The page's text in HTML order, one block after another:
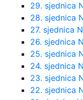
29. sjednica
28. sjednica
27. sjednica
26. sjednica
25. sjednica
24. sjednica
23. sjednica
22. sjednica